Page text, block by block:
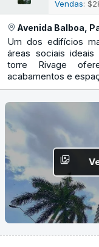
Vendas:
Avenida Balboa,
Um dos edifícios
áreas sociais
torre Rivage
acabamentos e